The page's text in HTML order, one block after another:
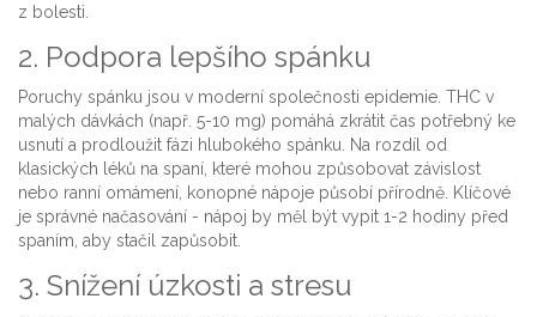
z bolesti.
2. Podpora lepšího spánku
Poruchy spánku jsou v moderní společnosti epidemie. THC v
malých dávkách (např. 5-10 mg) pomáhá zkrátit čas potřebný ke
usnutí a prodloužit fázi hlubokého spánku. Na rozdíl od
klasických léků na spaní, které mohou způsobovat závislost
nebo ranní omámení, konopné nápoje působí přírodně. Klíčové
je správné načasování - nápoj by měl být vypit 1-2 hodiny před
spaním, aby stačil zapůsobit.
3. Snížení úzkosti a stresu